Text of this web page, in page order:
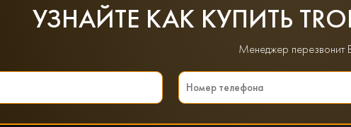
УЗНАЙТЕ КАК КУПИТЬ
Менеджер перезвонит